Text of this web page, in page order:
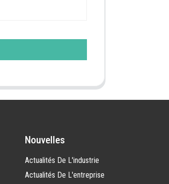
Nouvelles
Actualités De L'industrie
Actualités De L'entreprise